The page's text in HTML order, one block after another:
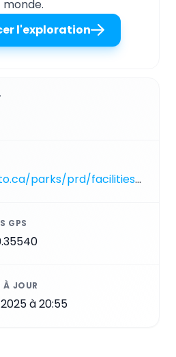
monde.
l'exploration
http://toronto.ca/parks/prd/facilities/complex/343
GPS
À JOUR
à 20:55